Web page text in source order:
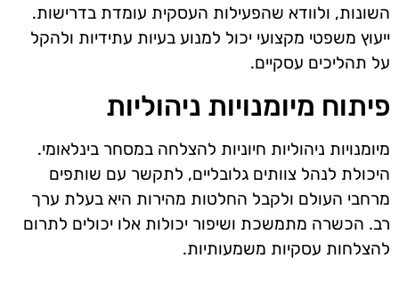
השונות, ולוודא שהפעילות העסקית עומדת בדרישות.
ייעוץ משפטי מקצועי יכול למנוע בעיות עתידיות ולהקל
על תהליכים עסקיים.
פיתוח מיומנויות ניהוליות
מיומנויות ניהוליות חיוניות להצלחה במסחר בינלאומי.
היכולת לנהל צוותים גלובליים, לתקשר עם שותפים
מרחבי העולם ולקבל החלטות מהירות היא בעלת ערך
רב. הכשרה מתמשכת ושיפור יכולות אלו יכולים לתרום
להצלחות עסקיות משמעותיות.